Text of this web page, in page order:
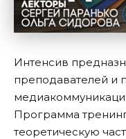
Интенсив
преподавателей и
Программа
теоретическую